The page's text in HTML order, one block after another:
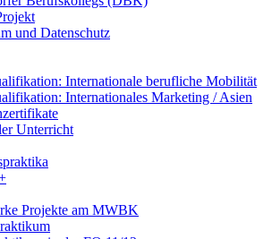
und Datenschutz
Internationale berufliche Mobilität
Internationales Marketing / Asien
Unterricht
Projekte am MWBK